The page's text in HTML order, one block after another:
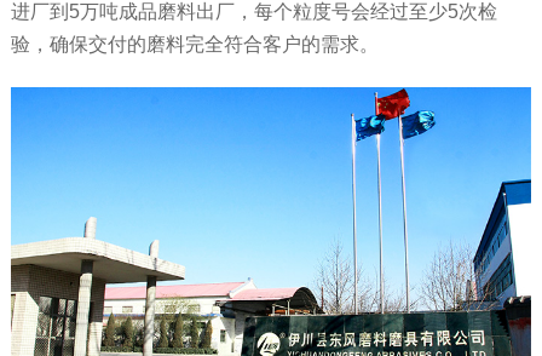
进厂到5万吨成品磨料出厂，每个粒度号会经过至少5次检
验，确保交付的磨料完全符合客户的需求。